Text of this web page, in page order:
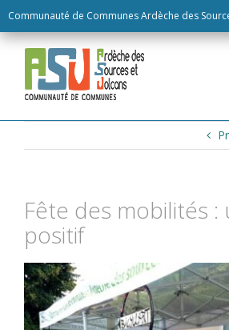
Communauté de Communes Ardèche des
to
content
Fête des mobilités :
positif